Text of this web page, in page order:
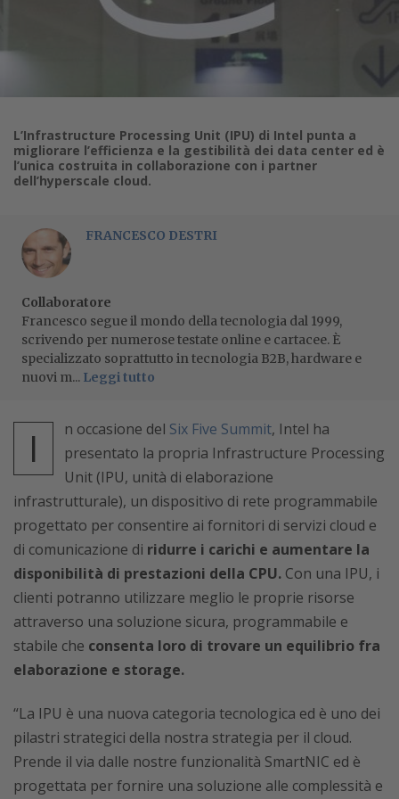
L’Infrastructure Processing Unit (IPU) di Intel punta a
migliorare l’efficienza e la gestibilità dei data center ed è
l’unica costruita in collaborazione con i partner
dell’hyperscale cloud.
FRANCESCO DESTRI
Collaboratore
Francesco segue il mondo della tecnologia dal 1999,
scrivendo per numerose testate online e cartacee. È
specializzato soprattutto in tecnologia B2B, hardware e
nuovi m... Leggi tutto
I n occasione del Six Five Summit, Intel ha
presentato la propria Infrastructure Processing
Unit (IPU, unità di elaborazione
infrastrutturale), un dispositivo di rete programmabile
progettato per consentire ai fornitori di servizi cloud e
di comunicazione di ridurre i carichi e aumentare la
disponibilità di prestazioni della CPU. Con una IPU, i
clienti potranno utilizzare meglio le proprie risorse
attraverso una soluzione sicura, programmabile e
stabile che consenta loro di trovare un equilibrio fra
elaborazione e storage.
“La IPU è una nuova categoria tecnologica ed è uno dei
pilastri strategici della nostra strategia per il cloud.
Prende il via dalle nostre funzionalità SmartNIC ed è
progettata per fornire una soluzione alle complessità e